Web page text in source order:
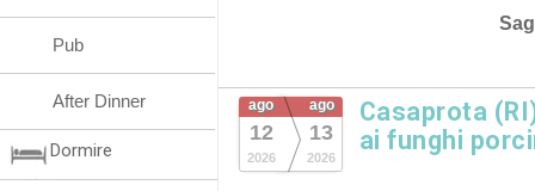
ago
12
2026
ago
13
2026
Casaprota
ai funghi
Pub
After Dinner
Dormire